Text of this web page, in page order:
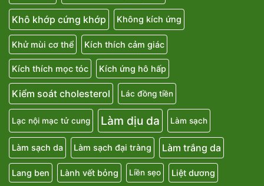
Khô khớp cứng khớp Không kích ứng
Khử mùi cơ thể Kích thích cảm giác
Kích thích mọc tóc Kích ứng hô hấp
Kiểm soát cholesterol Lác đồng tiền
Lạc nội mạc tử cung Làm dịu da Làm sạch
Làm sạch da Làm sạch đại tràng Làm trắng da
Lang ben Lành vết bỏng Liền sẹo Liệt dương